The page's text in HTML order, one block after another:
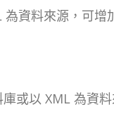
資料來源，可
或以 XML 為資